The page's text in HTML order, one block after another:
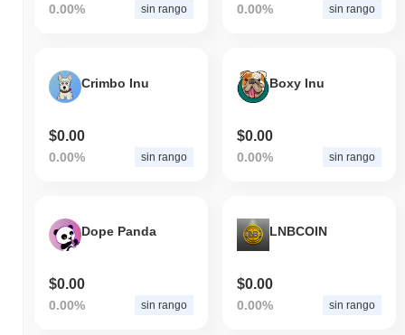
0.00% sin rango 0.00% sin rango
Crimbo Inu
$0.00
0.00% sin rango
Boxy Inu
$0.00
0.00% sin rango
Dope Panda
$0.00
0.00% sin rango
LNBCOIN
$0.00
0.00% sin rango